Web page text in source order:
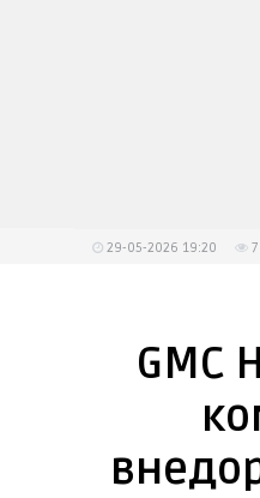
29-05-2026 19:20 7
GMC